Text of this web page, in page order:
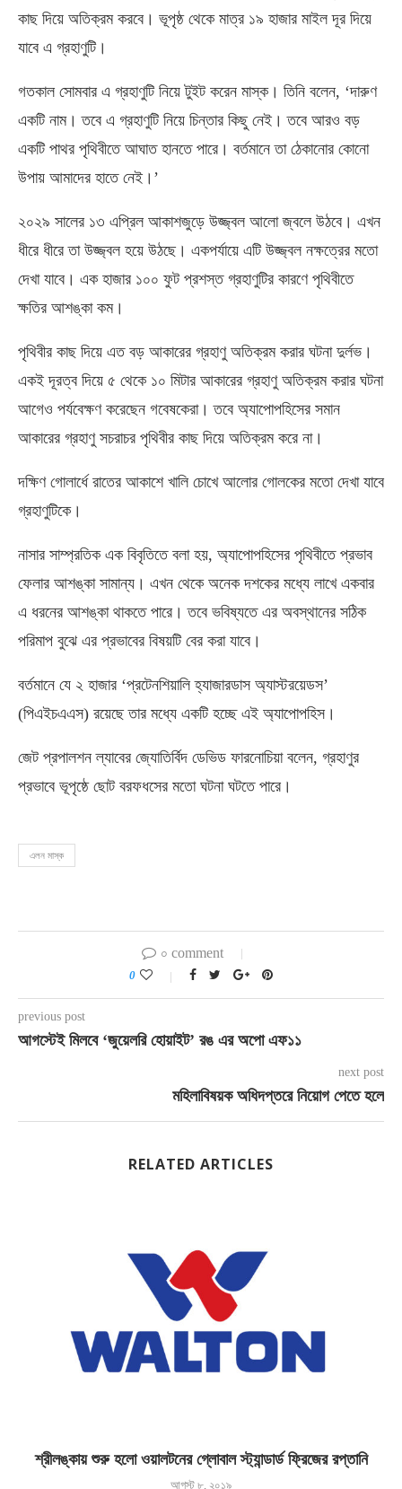
কাছ দিয়ে অতিক্রম করবে। ভূপৃষ্ঠ থেকে মাত্র ১৯ হাজার মাইল দূর দিয়ে
যাবে এ গ্রহাণুটি।
গতকাল সোমবার এ গ্রহাণুটি নিয়ে টুইট করেন মাস্ক। তিনি বলেন, ‘দারুণ
একটি নাম। তবে এ গ্রহাণুটি নিয়ে চিন্তার কিছু নেই। তবে আরও বড়
একটি পাথর পৃথিবীতে আঘাত হানতে পারে। বর্তমানে তা ঠেকানোর কোনো
উপায় আমাদের হাতে নেই।’
২০২৯ সালের ১৩ এপ্রিল আকাশজুড়ে উজ্জ্বল আলো জ্বলে উঠবে। এখন
ধীরে ধীরে তা উজ্জ্বল হয়ে উঠছে। একপর্যায়ে এটি উজ্জ্বল নক্ষত্রের মতো
দেখা যাবে। এক হাজার ১০০ ফুট প্রশস্ত গ্রহাণুটির কারণে পৃথিবীতে
ক্ষতির আশঙ্কা কম।
পৃথিবীর কাছ দিয়ে এত বড় আকারের গ্রহাণু অতিক্রম করার ঘটনা দুর্লভ।
একই দূরত্ব দিয়ে ৫ থেকে ১০ মিটার আকারের গ্রহাণু অতিক্রম করার ঘটনা
আগেও পর্যবেক্ষণ করেছেন গবেষকেরা। তবে অ্যাপোপহিসের সমান
আকারের গ্রহাণু সচরাচর পৃথিবীর কাছ দিয়ে অতিক্রম করে না।
দক্ষিণ গোলার্ধে রাতের আকাশে খালি চোখে আলোর গোলকের মতো দেখা যাবে
গ্রহাণুটিকে।
নাসার সাম্প্রতিক এক বিবৃতিতে বলা হয়, অ্যাপোপহিসের পৃথিবীতে প্রভাব
ফেলার আশঙ্কা সামান্য। এখন থেকে অনেক দশকের মধ্যে লাখে একবার
এ ধরনের আশঙ্কা থাকতে পারে। তবে ভবিষ্যতে এর অবস্থানের সঠিক
পরিমাপ বুঝে এর প্রভাবের বিষয়টি বের করা যাবে।
বর্তমানে যে ২ হাজার ‘প্রটেনশিয়ালি হ্যাজারডাস অ্যাস্টরয়েডস’
(পিএইচএএস) রয়েছে তার মধ্যে একটি হচ্ছে এই অ্যাপোপহিস।
জেট প্রপালশন ল্যাবের জ্যোতির্বিদ ডেভিড ফারনোচিয়া বলেন, গ্রহাণুর
প্রভাবে ভূপৃষ্ঠে ছোট বরফধসের মতো ঘটনা ঘটতে পারে।
এলন মাস্ক
০ comment
0
previous post
আগস্টেই মিলবে ‘জুয়েলরি হোয়াইট’ রঙ এর অপো এফ১১
next post
মহিলাবিষয়ক অধিদপ্তরে নিয়োগ পেতে হলে
RELATED ARTICLES
শ্রীলঙ্কায় শুরু হলো ওয়ালটনের গ্লোবাল স্ট্যান্ডার্ড ফ্রিজের রপ্তানি
আগস্ট ৮, ২০১৯